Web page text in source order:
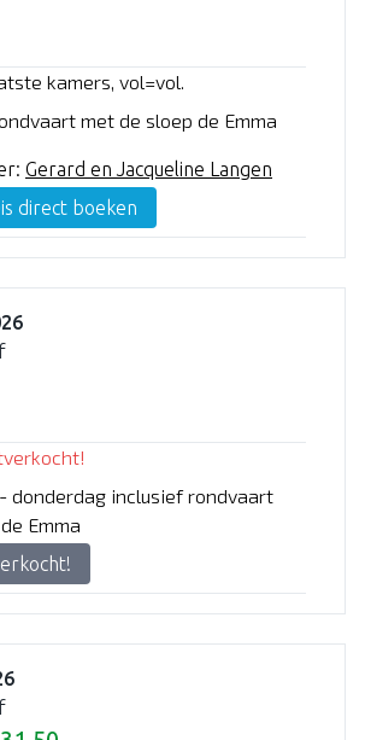
kamers, vol=vol.
met de sloep de Emma
Gerard en Jacqueline Langen
direct boeken
donderdag inclusief rondvaart
Emma